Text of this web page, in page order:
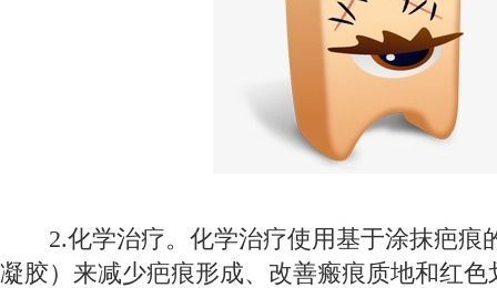
2.化学治疗。化学治疗使用基于涂抹疤痕
凝胶）来减少疤痕形成、改善瘢痕质地和红